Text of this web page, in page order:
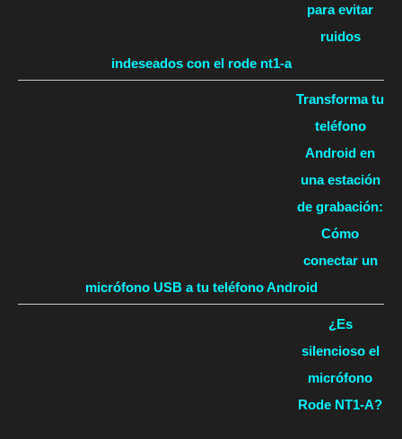
para evitar
ruidos
indeseados con el rode nt1-a
Transforma tu
teléfono
Android en
una estación
de grabación:
Cómo
conectar un
micrófono USB a tu teléfono Android
¿Es
silencioso el
micrófono
Rode NT1-A?